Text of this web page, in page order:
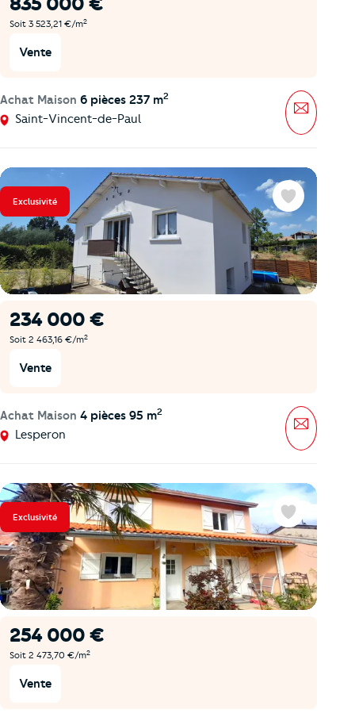
835 000 €
Soit 3 523,21 €/m2
Vente
Achat Maison 6 pièces 237 m2
Saint-Vincent-de-Paul
Message
Exclusivité
234 000 €
Soit 2 463,16 €/m2
Vente
Achat Maison 4 pièces 95 m2
Lesperon
Favoris
Message
Exclusivité
254 000 €
Soit 2 473,70 €/m2
Vente
Favoris